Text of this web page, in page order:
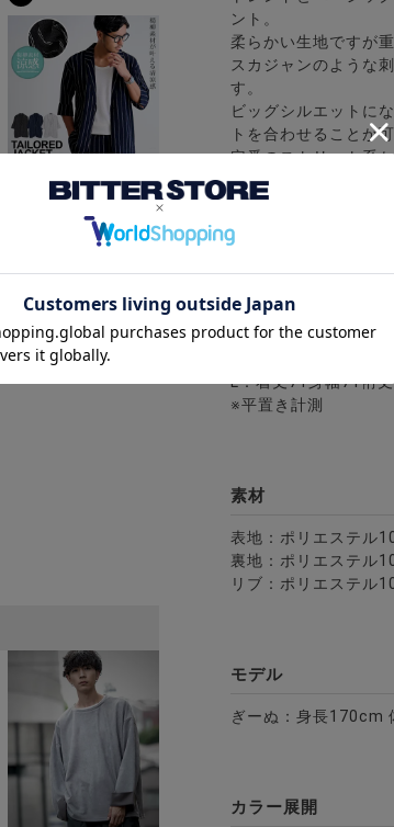
ー/全2色
ィガン/全3色
グショウ)スモーク柄ノーカラー7分袖カーディガ
CavariA(キャバリア)楊柳ストライプ7分袖ジャケ
(税込)
袖ジャケット/全4色
色
ィングヘリンボン柄ZIPブルゾン/全3色
キャバリア)キルティングバスケットチェック
ント。
柔らかい生地ですが
スカジャンのような
す。
ビッグシルエットに
トを合わせることが可
定番のストリート系
イルを選ばずコーデ
※モデル画像は照明な
サイズ(cm)
M：着丈69身幅69裄
L：着丈71身幅71裄
※平置き計測
素材
表地：ポリエステル
裏地：ポリエステル
リブ：ポリエステル
モデル
ぎーぬ：身長170cm
カラー展開